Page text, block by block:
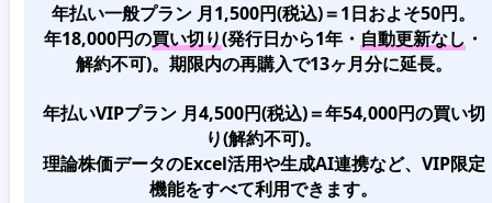
年払い一般プラン 月1,500円(税込)＝1日およそ50円。
年18,000円の買い切り(発行日から1年・ 自動更新なし ・
解約不可)。期限内の再購入で13ヶ月分に延長。
年払いVIPプラン 月4,500円(税込)＝年54,000円の買い切
り(解約不可)。
理論株価データのExcel活用や生成AI連携など、VIP限定
機能をすべて利用できます。